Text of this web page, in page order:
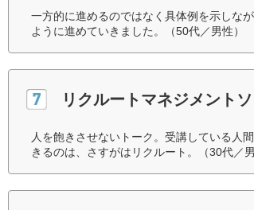
一方的に進めるのではなく具体例を示しな
ように進めていきました。（50代／男性）
リクルートマネジメント
人を飽きさせないトーク。受講している人
きるのは、さすがはリクルート。（30代／男